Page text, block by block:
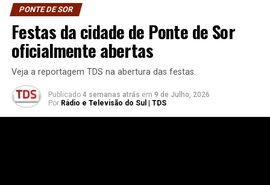
PONTE DE SOR
Festas da cidade de Ponte de Sor
oficialmente abertas
Veja a reportagem TDS na abertura das festas.
Publicado 4 semanas atrás em 9 de Julho, 2026
Por Rádio e Televisão do Sul | TDS